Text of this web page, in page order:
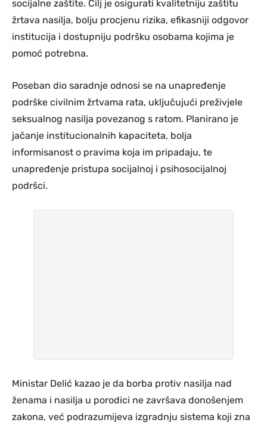
socijalne zaštite. Cilj je osigurati kvalitetniju zaštitu
žrtava nasilja, bolju procjenu rizika, efikasniji odgovor
institucija i dostupniju podršku osobama kojima je
pomoć potrebna.
Poseban dio saradnje odnosi se na unapređenje
podrške civilnim žrtvama rata, uključujući preživjele
seksualnog nasilja povezanog s ratom. Planirano je
jačanje institucionalnih kapaciteta, bolja
informisanost o pravima koja im pripadaju, te
unapređenje pristupa socijalnoj i psihosocijalnoj
podršci.
Ministar Delić kazao je da borba protiv nasilja nad
ženama i nasilja u porodici ne završava donošenjem
zakona, već podrazumijeva izgradnju sistema koji zna